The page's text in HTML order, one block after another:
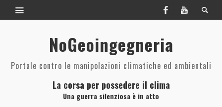
NoGeoingegneria
Portale contro le manipolazioni climatiche ed ambientali
La corsa per possedere il clima
Una guerra silenziosa è in atto